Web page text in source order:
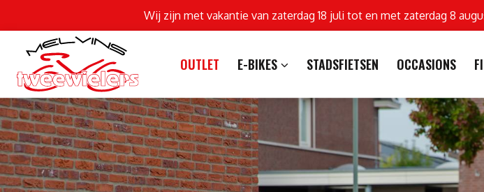
Wij zijn met vakantie van zaterdag 18 juli tot en met zaterdag 8
OUTLET E-BIKES STADSFIETSEN OCCASIONS